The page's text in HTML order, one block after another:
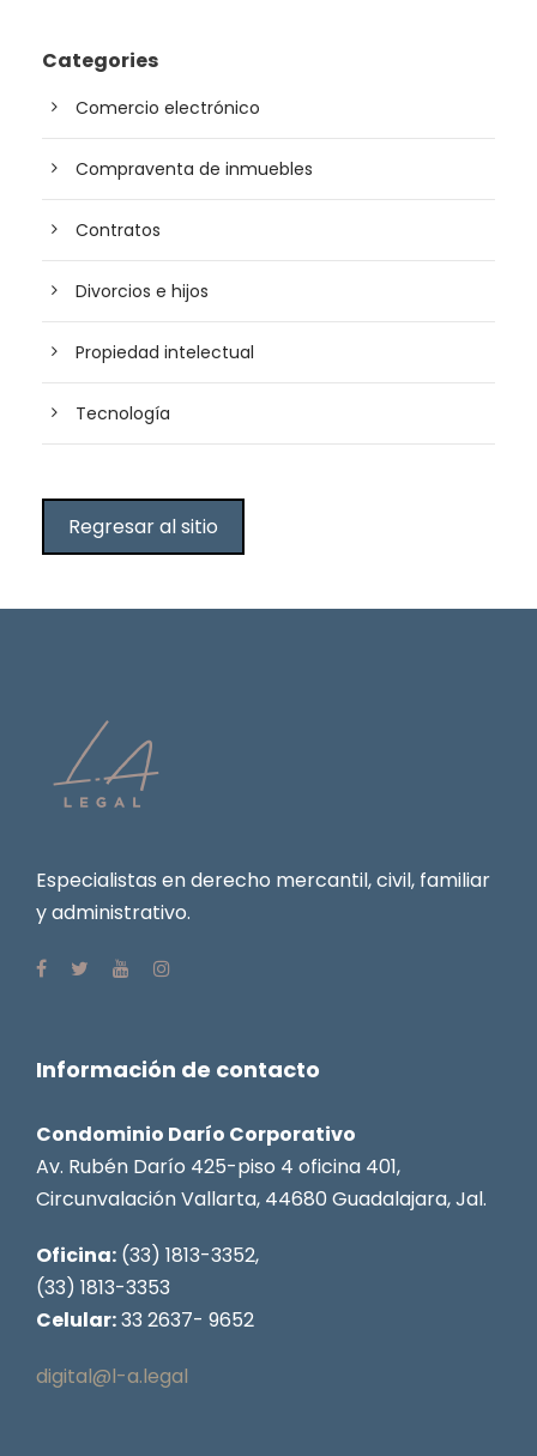
Categories
Comercio electrónico
Compraventa de inmuebles
Contratos
Divorcios e hijos
Propiedad intelectual
Tecnología
Regresar al sitio
Especialistas en derecho mercantil, civil, familiar
y administrativo.
Información de contacto
Condominio Darío Corporativo
Av. Rubén Darío 425-piso 4 oficina 401,
Circunvalación Vallarta, 44680 Guadalajara, Jal.
Oficina: (33) 1813-3352,
(33) 1813-3353
Celular:33 2637- 9652
digital@l-a.legal